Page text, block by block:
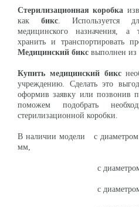
Стерилизационная коробка
как бикс. Используется
медицинского назначения, а
хранить и транспортировать
Медицинский бикс выполнен из
Купить медицинский бикс
учреждению. Сделать это
оформив заявку или позвонив
поможем подобрать
стерилизационной коробки.
В наличии модели с
мм,
с
с